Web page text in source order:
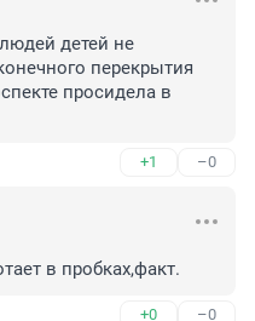
детей не
перекрытия
просидела в
+1 –0
в пробках,факт.
+0 –0